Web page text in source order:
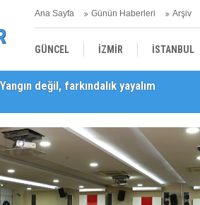
Ana Sayfa Günün Haberleri Arşiv
GÜNCEL İZMİR İSTANBUL
YEREL SAĞLIK
Barış Selçuk saygıyla anıldı